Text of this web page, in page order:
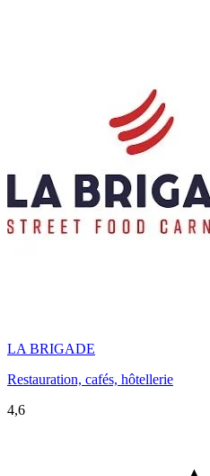
LA BRIGADE
Restauration, cafés, hôtellerie
4,6